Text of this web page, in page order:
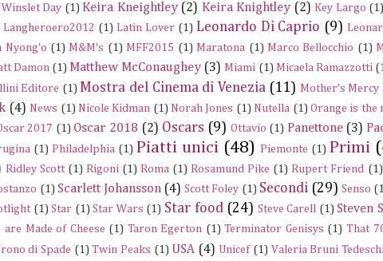
Winslet Day (1) Keira Kneightley (2) Keira Knightley (2) Key Largo (1)
Langheroero2012 (1) Latin Lover (1) Leonardo Di Caprio (9)
Nyong'o (1) M&M's (1) MFF2015 (1) Maratona (1) Marco Bellocchio (1)
Damon (1) Matthew McConaughey (3) Miami (1) Micaela Ramazzotti
Editore (1) Mostra del Cinema di Venezia (11) Mother's Mercy
(4) News (1) Nicole Kidman (1) Norah Jones (1) Nutella (1) Orange is the
2017 (1) Oscar 2018 (2) Oscars (9) Ottavio (1) Panettone (3)
(1) Philadelphia (1) Piatti unici (48) Piemonte (1) Primi
Ridley Scott (1) Rigoni (1) Roma (1) Rosamund Pike (1) Rupert Friend (1)
(1) Scarlett Johansson (4) Scott Foley (1) Secondi (29) Senso
(1) Star (1) Star Wars (1) Star food (24) Steve Carell (1) Steven
are Made of Cheese (1) Taron Egerton (1) Terminator Genisys (1) That
di Spade (1) Twin Peaks (1) USA (4) Unicef (1) Valeria Bruni